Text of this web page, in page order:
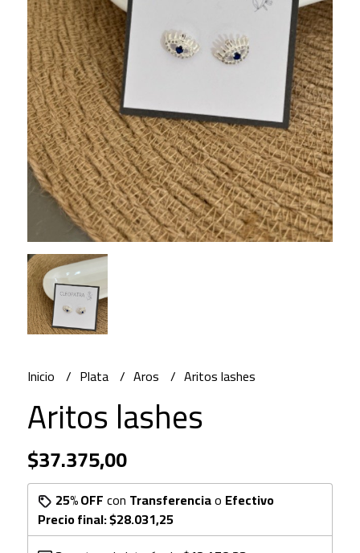
Inicio Plata Aros Aritos lashes
Aritos lashes
$37.375,00
25% OFFcon Transferenciao Efectivo
Precio final:$28.031,25